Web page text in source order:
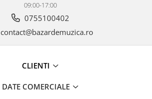
09:00-17:00
0755100402
contact@bazardemuzica.ro
CLIENTI
DATE COMERCIALE